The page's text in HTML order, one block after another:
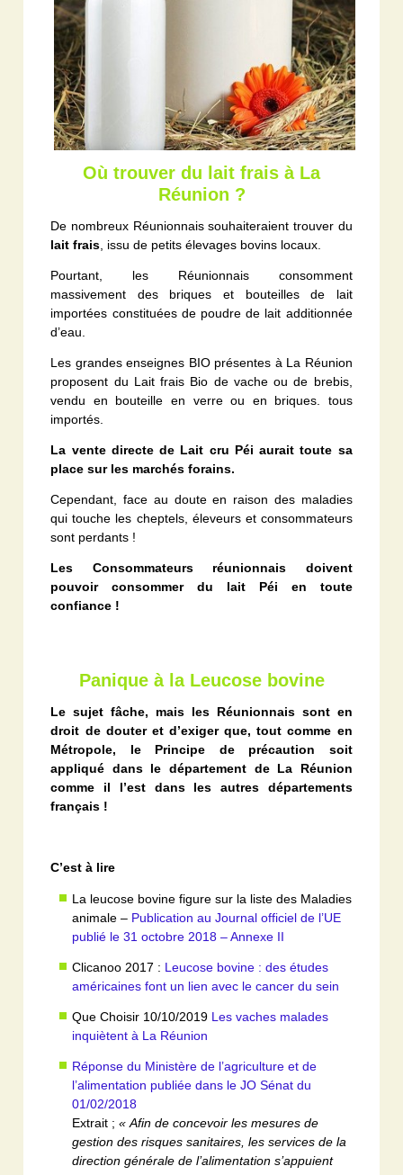
Où trouver du lait frais à La
Réunion ?
De nombreux Réunionnais souhaiteraient trouver du
lait frais , issu de petits élevages bovins locaux.
Pourtant, les Réunionnais consomment
massivement des briques et bouteilles de lait
importées constituées de poudre de lait additionnée
d’eau.
Les grandes enseignes BIO présentes à La Réunion
proposent du Lait frais Bio de vache ou de brebis,
vendu en bouteille en verre ou en briques. tous
importés.
La vente directe de Lait cru Péi aurait toute sa
place sur les marchés forains.
Cependant, face au doute en raison des maladies
qui touche les cheptels, éleveurs et consommateurs
sont perdants !
Les Consommateurs réunionnais doivent
pouvoir consommer du lait Péi en toute
confiance !
Panique à la Leucose bovine
Le sujet fâche, mais les Réunionnais sont en
droit de douter et d’exiger que, tout comme en
Métropole, le Principe de précaution soit
appliqué dans le département de La Réunion
comme il l’est dans les autres départements
français !
C’est à lire
La leucose bovine figure sur la liste des Maladies
animale – Publication au Journal officiel de l’UE
publié le 31 octobre 2018 – Annexe II
Clicanoo 2017 : Leucose bovine : des études
américaines font un lien avec le cancer du sein
Que Choisir 10/10/2019 Les vaches malades
inquiètent à La Réunion
Réponse du Ministère de l’agriculture et de
l’alimentation publiée dans le JO Sénat du
01/02/2018
Extrait ;« Afin de concevoir les mesures de
gestion des risques sanitaires, les services de la
direction générale de l’alimentation s’appuient